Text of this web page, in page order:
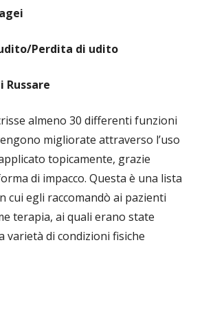
Perdita di udito
almeno 30 differenti funzioni
migliorate attraverso l’uso
topicamente, grazie
di impacco. Questa è una lista
cui egli raccomandò ai pazienti
terapia, ai quali erano state
varietà di condizioni fisiche